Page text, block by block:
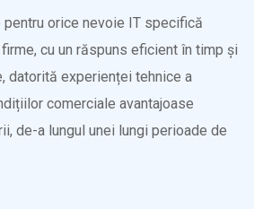
orice nevoie IT specifică
cu un răspuns eficient în timp și
datorită experienței tehnice a
comerciale avantajoase
de-a lungul unei lungi perioade de